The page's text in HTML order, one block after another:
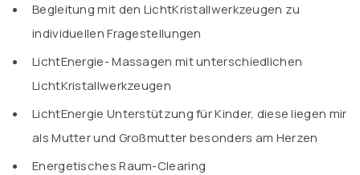
Begleitung mit den LichtKristallwerkzeugen zu
individuellen Fragestellungen
LichtEnergie- Massagen mit unterschiedlichen
LichtKristallwerkzeugen
LichtEnergie Unterstützung für Kinder, diese liegen mir
als Mutter und Großmutter besonders am Herzen
Energetisches Raum-Clearing